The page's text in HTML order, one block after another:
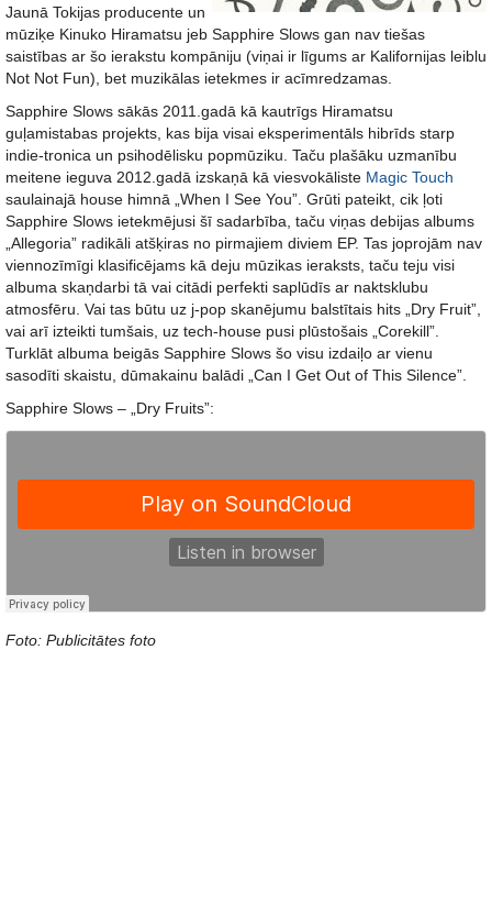
Jaunā Tokijas producente un
mūziķe Kinuko Hiramatsu jeb Sapphire Slows gan nav tiešas
saistības ar šo ierakstu kompāniju (viņai ir līgums ar Kalifornijas leiblu
Not Not Fun), bet muzikālas ietekmes ir acīmredzamas.
Sapphire Slows sākās 2011.gadā kā kautrīgs Hiramatsu
guļamistabas projekts, kas bija visai eksperimentāls hibrīds starp
indie-tronica un psihodēlisku popmūziku. Taču plašāku uzmanību
meitene ieguva 2012.gadā izskaņā kā viesvokāliste Magic Touch
saulainajā house himnā „When I See You”. Grūti pateikt, cik ļoti
Sapphire Slows ietekmējusi šī sadarbība, taču viņas debijas albums
„Allegoria” radikāli atšķiras no pirmajiem diviem EP. Tas joprojām nav
viennozīmīgi klasificējams kā deju mūzikas ieraksts, taču teju visi
albuma skaņdarbi tā vai citādi perfekti saplūdīs ar naktsklubu
atmosfēru. Vai tas būtu uz j-pop skanējumu balstītais hits „Dry Fruit”,
vai arī izteikti tumšais, uz tech-house pusi plūstošais „Corekill”.
Turklāt albuma beigās Sapphire Slows šo visu izdaiļo ar vienu
sasodīti skaistu, dūmakainu balādi „Can I Get Out of This Silence”.
Sapphire Slows – „Dry Fruits”:
Foto: Publicitātes foto